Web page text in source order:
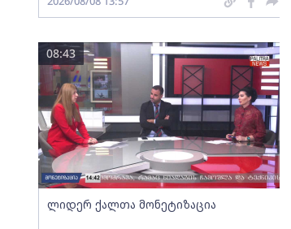
ლიდერ ქალთა მონეტიზაცია
08:43